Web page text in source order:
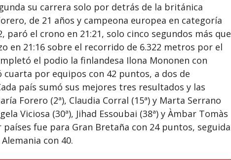
su carrera solo por detrás de la británica
de 21 años y campeona europea en categoría
paró el crono en 21:21, solo cinco segundos más que
en 21:16 sobre el recorrido de 6.322 metros por el
el podio la finlandesa Ilona Mononen con
cuarta por equipos con 42 puntos, a dos de
país sumó sus mejores tres resultados y las
Forero (2ª), Claudia Corral (15ª) y Marta Serrano
Viciosa (30ª), Jihad Essoubai (38ª) y Àmbar Tomàs
países fue para Gran Bretaña con 24 puntos, seguida
con 40.